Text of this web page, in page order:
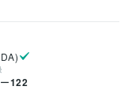
122